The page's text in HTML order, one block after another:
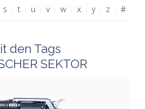
s t u v w x y z #
den Tags
SEKTOR